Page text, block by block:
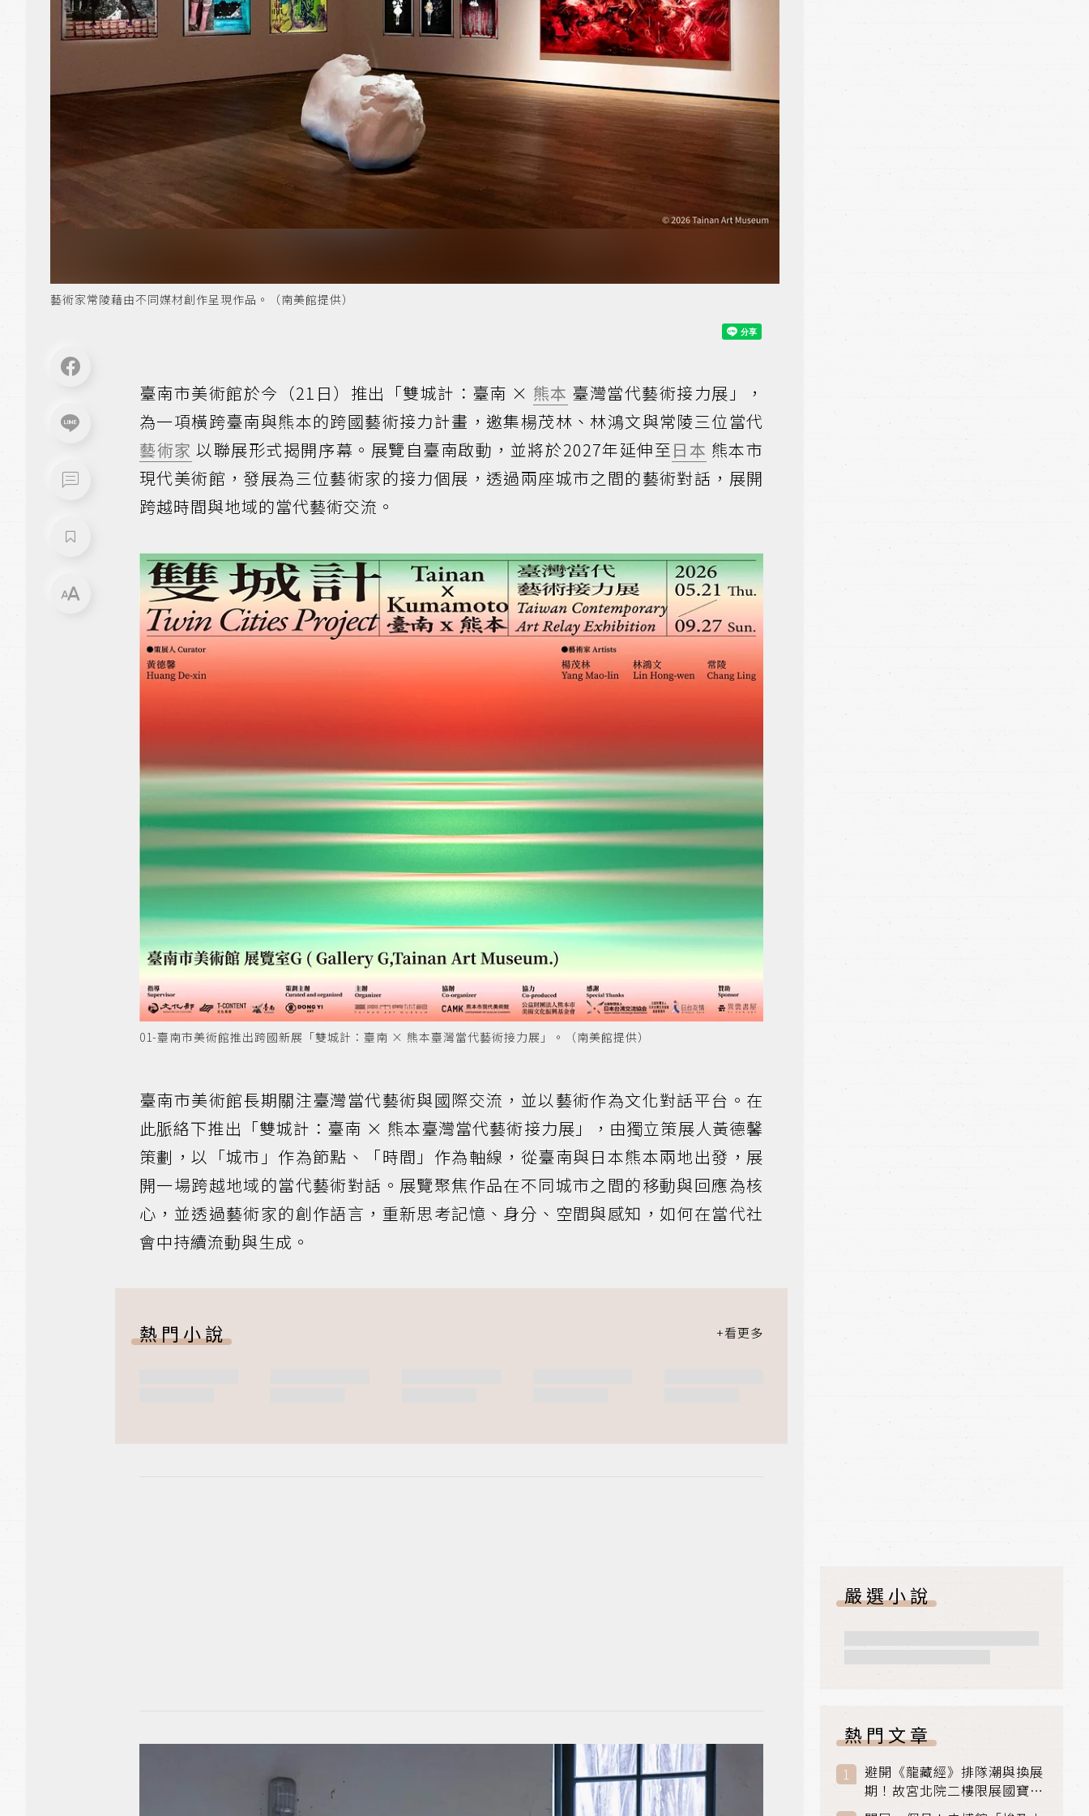
藝術家常陵藉由不同媒材創作呈現作品。（南美館提供）
臺南市美術館於今（21日）推出「雙城計：臺南 × 熊本 臺灣當代藝術接力展」，
為一項橫跨臺南與熊本的跨國藝術接力計畫，邀集楊茂林、林鴻文與常陵三位當代
藝術家 以聯展形式揭開序幕。展覽自臺南啟動，並將於2027年延伸至日本 熊本市
現代美術館，發展為三位藝術家的接力個展，透過兩座城市之間的藝術對話，展開
跨越時間與地域的當代藝術交流。
01-臺南市美術館推出跨國新展「雙城計：臺南 × 熊本臺灣當代藝術接力展」。（南美館提供）
臺南市美術館長期關注臺灣當代藝術與國際交流，並以藝術作為文化對話平台。在
此脈絡下推出「雙城計：臺南 × 熊本臺灣當代藝術接力展」，由獨立策展人黃德馨
策劃，以「城市」作為節點、「時間」作為軸線，從臺南與日本熊本兩地出發，展
開一場跨越地域的當代藝術對話。展覽聚焦作品在不同城市之間的移動與回應為核
心，並透過藝術家的創作語言，重新思考記憶、身分、空間與感知，如何在當代社
會中持續流動與生成。
熱門小說
嚴選小說
熱門文章
避開《龍藏經》排隊潮與換展
期！故宮北院二樓限展國寶
〈元世祖出獵圖〉、乾隆最愛